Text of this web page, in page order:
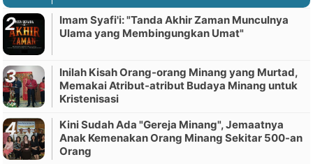
Imam Syafi'i: "Tanda Akhir Zaman Munculnya
Ulama yang Membingungkan Umat"
Inilah Kisah Orang-orang Minang yang Murtad,
Memakai Atribut-atribut Budaya Minang untuk
Kristenisasi
Kini Sudah Ada "Gereja Minang", Jemaatnya
Anak Kemenakan Orang Minang Sekitar 500-an
Orang